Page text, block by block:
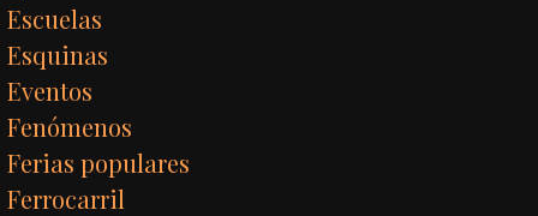
Escuelas
Esquinas
Eventos
Fenómenos
Ferias populares
Ferrocarril